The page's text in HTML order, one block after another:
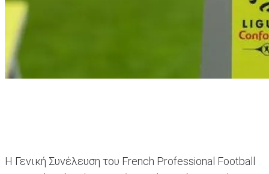
Η Γενική Συνέλευση του French Professional Football